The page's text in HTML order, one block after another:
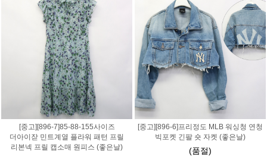
[중고][896-7]85-88-155사이즈
더아이잗 민트계열 플라워 패턴 프릴
리본넥 프릴 캡소매 원피스 (좋은날)
[중고][896-6]프리정도 MLB 워싱청 연청
빅포켓 긴팔 숏 자켓 (좋은날)
(품절)